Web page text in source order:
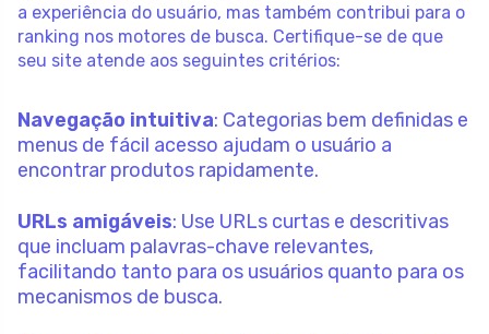
a experiência do usuário, mas também contribui para o
ranking nos motores de busca. Certifique-se de que
seu site atende aos seguintes critérios:
Navegação intuitiva: Categorias bem definidas e
menus de fácil acesso ajudam o usuário a
encontrar produtos rapidamente.
URLs amigáveis: Use URLs curtas e descritivas
que incluam palavras-chave relevantes,
facilitando tanto para os usuários quanto para os
mecanismos de busca.